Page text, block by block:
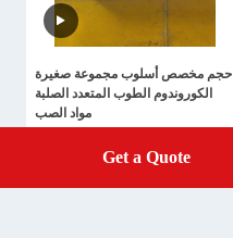
حجم مخصص أسلوب مجموعة صغيرة
الكوروندوم الطوب المتعدد الصلبة
مواد الصب
Get Best Price
Get a Quote